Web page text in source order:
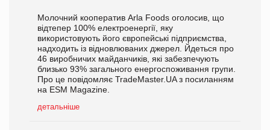
Молочний кооператив Arla Foods оголосив, що
відтепер 100% електроенергії, яку
використовують його європейські підприємства,
надходить із відновлюваних джерел. Йдеться про
46 виробничих майданчиків, які забезпечують
близько 93% загального енергоспоживання групи.
Про це повідомляє TradeMaster.UA з посиланням
на ESM Magazine.
детальніше